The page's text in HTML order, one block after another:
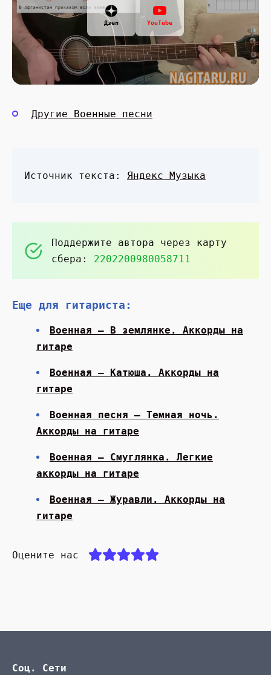
Дзен YouTube
Другие Военные песни
Источник текста: Яндекс Музыка
Поддержите автора через карту
сбера: 2202200980058711
Еще для гитариста:
Военная — В землянке. Аккорды на
гитаре
Военная — Катюша. Аккорды на
гитаре
Военная песня — Темная ночь.
Аккорды на гитаре
Военная — Смуглянка. Легкие
аккорды на гитаре
Военная — Журавли. Аккорды на
гитаре
Оцените нас
Соц. Сети